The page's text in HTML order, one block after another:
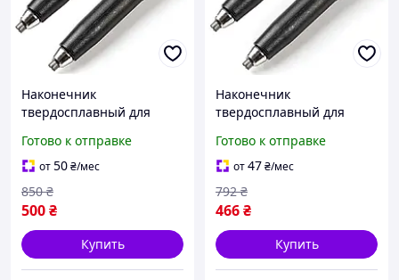
Наконечник
твердосплавный для
черный Vipole HM-9178
Готово к отправке
от50₴/мес
500₴
850 ₴
Купить
Наконечник
твердосплавный для
черный Vipole BT-7437
Готово к отправке
от47₴/мес
466₴
792 ₴
Купить